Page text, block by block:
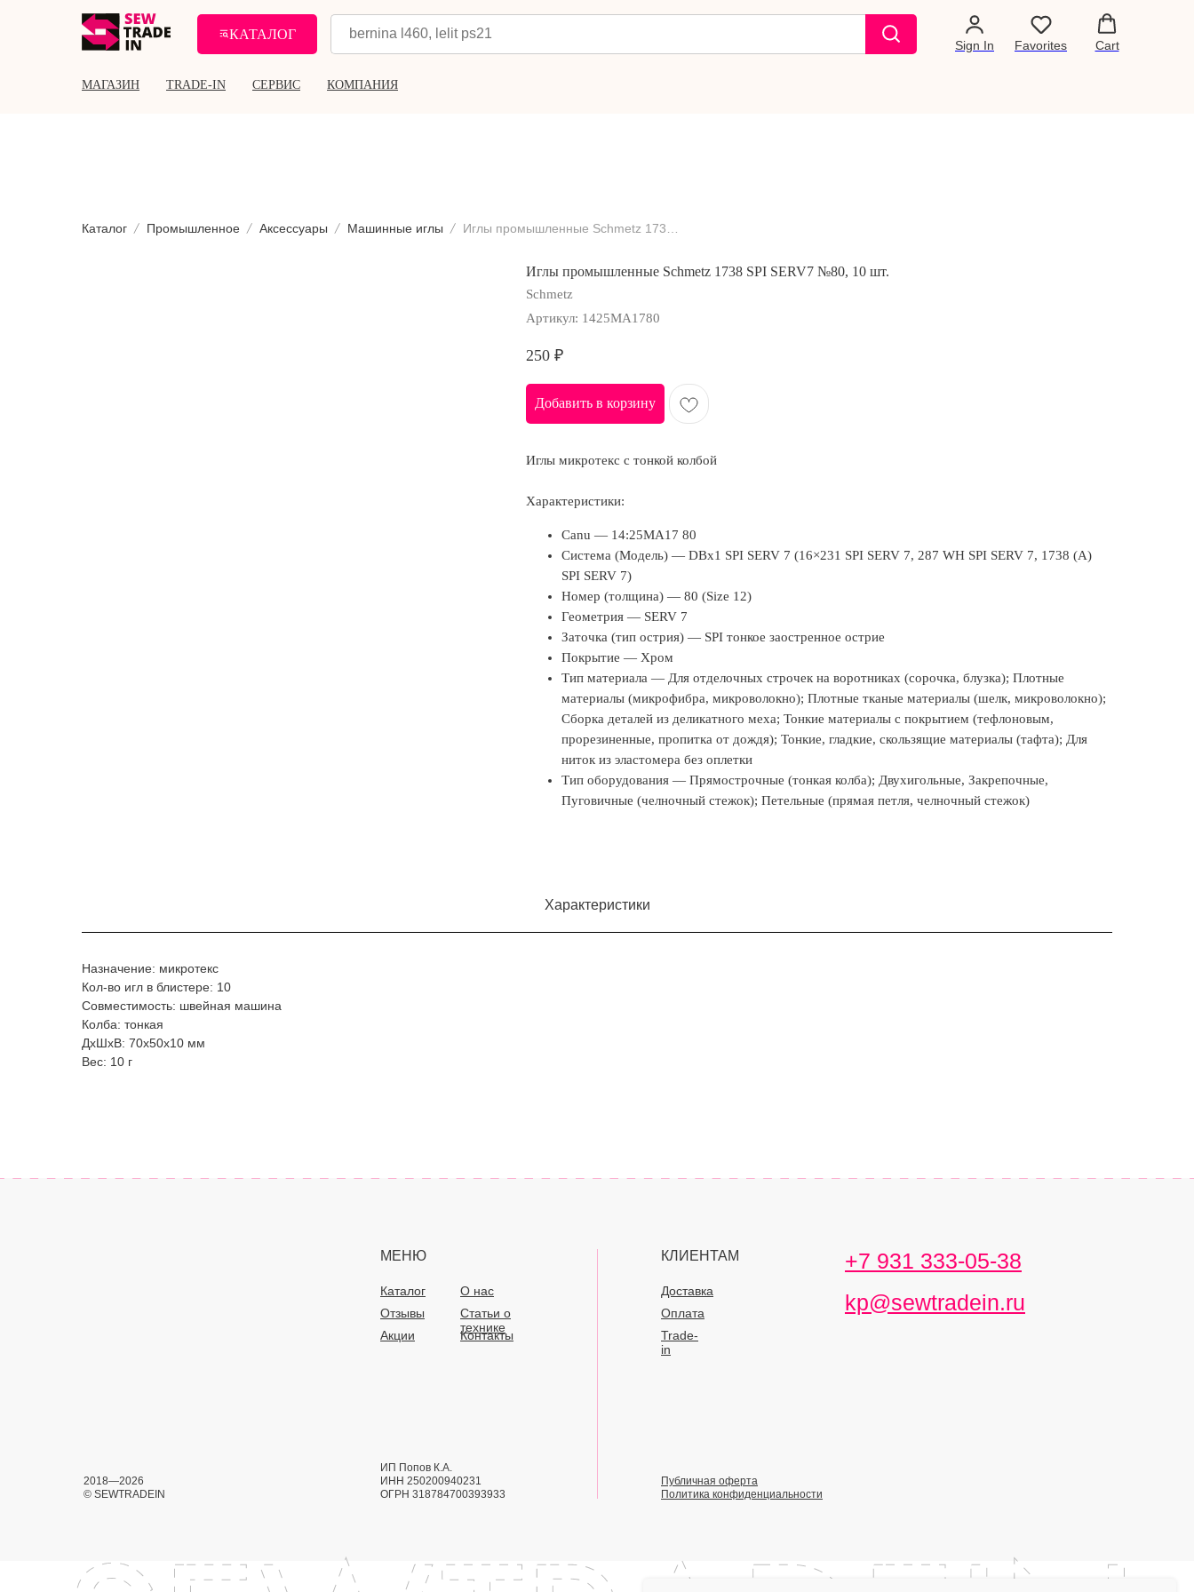
КАТАЛОГ
Sign In Favorites Cart
МАГАЗИН TRADE-IN СЕРВИС КОМПАНИЯ
Каталог Промышленное Аксессуары Машинные иглы
Иглы промышленные Schmetz 1738 SPI SERV7 №80, 10 шт.
Schmetz
Артикул: 1425MA1780
250 ₽
Добавить в корзину
Иглы микротекс с тонкой колбой
Характеристики:
Canu — 14:25MA17 80
Система (Модель) — DBx1 SPI SERV 7 (16×231 SPI SERV 7, 287 WH SPI SERV 7, 1738 (A)
SPI SERV 7)
Номер (толщина) — 80 (Size 12)
Геометрия — SERV 7
Заточка (тип острия) — SPI тонкое заостренное острие
Покрытие — Хром
Тип материала — Для отделочных строчек на воротниках (сорочка, блузка); Плотные
материалы (микрофибра, микроволокно); Плотные тканые материалы (шелк, микроволокно);
Сборка деталей из деликатного меха; Тонкие материалы с покрытием (тефлоновым,
прорезиненные, пропитка от дождя); Тонкие, гладкие, скользящие материалы (тафта); Для
ниток из эластомера без оплетки
Тип оборудования — Прямострочные (тонкая колба); Двухигольные, Закрепочные,
Пуговичные (челночный стежок); Петельные (прямая петля, челночный стежок)
Характеристики
Назначение: микротекс
Кол-во игл в блистере: 10
Совместимость: швейная машина
Колба: тонкая
ДxШxВ: 70x50x10 мм
Вес: 10 г
МЕНЮ КЛИЕНТАМ
Каталог О нас
Доставка
Статьи о
технике
Оплата
Отзывы
Акции
Контакты
Trade-
in
+7 931 333-05-38
kp@sewtradein.ru
ИП Попов К.А.
ИНН 250200940231
ОГРН 318784700393933
Политика конфиденциальности
Публичная оферта
2018—2026
© SEWTRADEIN